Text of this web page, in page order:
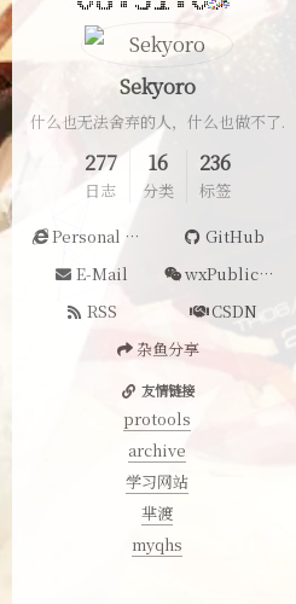
Sekyoro
什么也无法舍弃的人，什么也做不了.
277
日志
16
分类
236
标签
Personal Website
GitHub
E-Mail
wxPublicAccount
RSS
CSDN
杂鱼分享
友情链接
protools
archive
学习网站
芈渡
myqhs